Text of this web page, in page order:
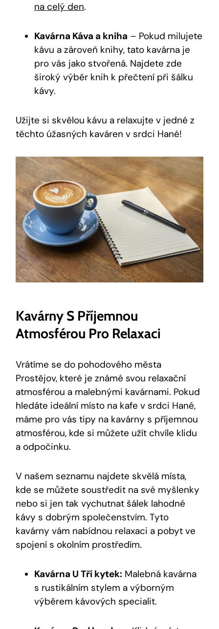
na celý den.
Kavárna Káva a kniha – Pokud milujete
kávu a zároveň knihy, tato kavárna je
pro vás jako stvořená. Najdete zde
široký výběr knih k přečtení při šálku
kávy.
Užijte si skvělou kávu a relaxujte v jedné z
těchto úžasných kaváren v srdci Hané!
Kavárny S Příjemnou
Atmosférou Pro Relaxaci
Vrátíme se do pohodového města
Prostějov, které je známé svou relaxační
atmosférou a malebnými kavárnami. Pokud
hledáte ideální místo na kafe v srdci Hané,
máme pro vás tipy na kavárny s příjemnou
atmosférou, kde si můžete užít chvíle klidu
a odpočinku.
V našem seznamu najdete skvělá místa,
kde se můžete soustředit na své myšlenky
nebo si jen tak vychutnat šálek lahodné
kávy s dobrým společenstvím. Tyto
kavárny vám nabídnou relaxaci a pobyt ve
spojení s okolním prostředím.
Kavárna U Tří kytek: Malebná kavárna
s rustikálním stylem a výborným
výběrem kávových specialit.